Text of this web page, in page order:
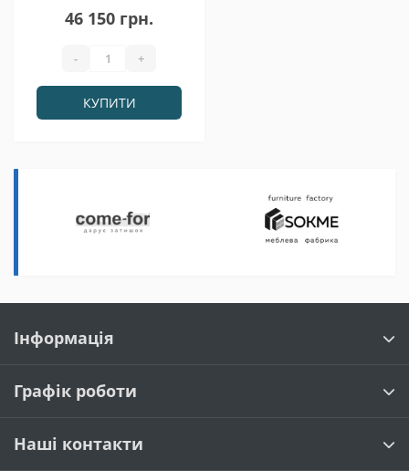
46 150 грн.
- +
КУПИТИ
Інформація
Графік роботи
Наші контакти